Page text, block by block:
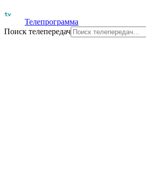
Телепрограмма
Поиск телепередач